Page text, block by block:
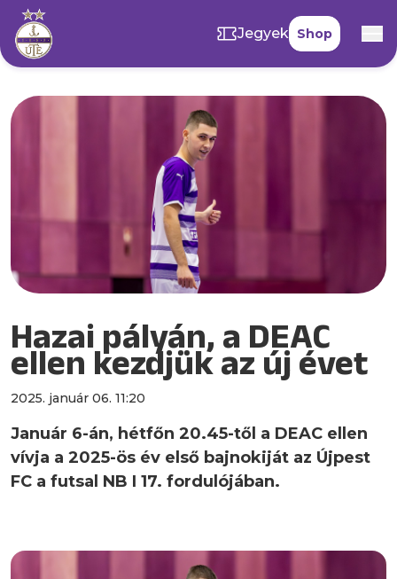
Jegyek Shop
Hazai pályán, a DEAC
ellen kezdjük az új évet
2025. január 06. 11:20
Január 6-án, hétfőn 20.45-től a DEAC ellen
vívja a 2025-ös év első bajnokiját az Újpest
FC a futsal NB I 17. fordulójában.